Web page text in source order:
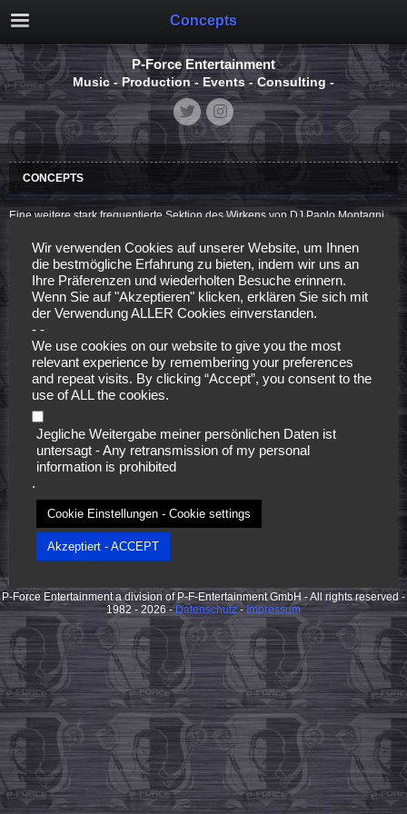
Concepts
P-Force Entertainment
Music - Production - Events - Consulting -
CONCEPTS
Eine weitere stark frequentierte Sektion des Wirkens von DJ Paolo Montagni
durch seine Firma Turbo Events „Der Turbo für ihren Event“.Durch seine
jahrzehntelange Erfahrung direkt am Puls ist seine Erfahrung und der
Überblick eine große Hilfe um die Erfolgsaussichten von Events zu
maximieren. Dabei umfasst die Firma
Multimediaspezialisten und es kann umfangreich alles aus einer Hand in
höchster Qualität geliefert werden. Egal was benötigt wird, der Lieferumfang
umfasst: Konzepte und Beratung, Umgestaltungshilfen, Flyer, Poster, Flyer,
Magazine, Grafik, Logo- Design, Videos von Social Network Formaten bis hin
zur 4 K super HD Produktion, App Design und Programmierung,
Rundfunkwerbung, Tonträger und Musikproduktionen.
P-Force Entertainment a division of P-F-Entertainment GmbH - All rights reserved -
1982 - 2026 -Datenschutz- Impressum
Wir verwenden Cookies auf unserer Website, um Ihnen
die bestmögliche Erfahrung zu bieten, indem wir uns an
Ihre Präferenzen und wiederholten Besuche erinnern.
Wenn Sie auf "Akzeptieren" klicken, erklären Sie sich mit
der Verwendung ALLER Cookies einverstanden.
- -
We use cookies on our website to give you the most
relevant experience by remembering your preferences
and repeat visits. By clicking “Accept”, you consent to the
use of ALL the cookies.
Jegliche Weitergabe meiner persönlichen Daten ist
untersagt - Any retransmission of my personal
information is prohibited
.
Cookie Einstellungen - Cookie settings
Akzeptiert - ACCEPT